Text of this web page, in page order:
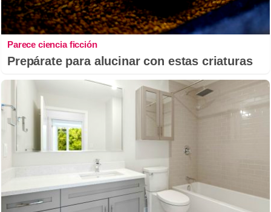
Parece ciencia ficción
Prepárate para alucinar con estas criaturas